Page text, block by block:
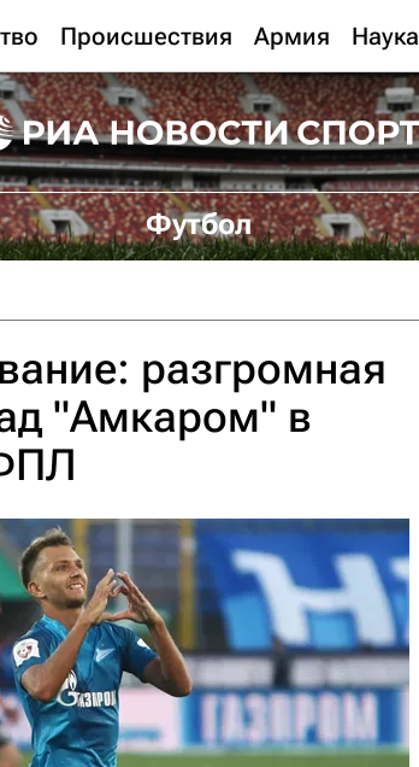
Происшествия Армия Наука
Футбол
разгромная
"Амкаром" в